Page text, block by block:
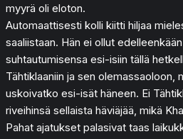
myyrä oli eloton.
Automaattisesti kolli kiitti hiljaa
saaliistaan. Hän ei ollut
suhtautumisensa esi-isiin tällä
Tähtiklaaniin ja sen olemassaoloon,
uskoivatko esi-isät häneen. Ei
riveihinsä sellaista häviäjää, mikä
Pahat ajatukset palasivat taas